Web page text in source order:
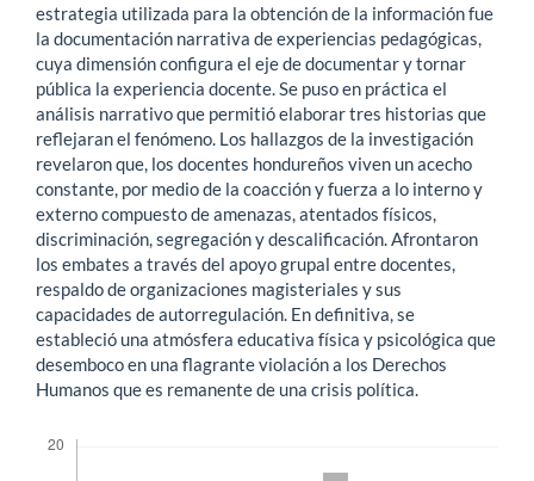
estrategia utilizada para la obtención de la información fue
la documentación narrativa de experiencias pedagógicas,
cuya dimensión configura el eje de documentar y tornar
pública la experiencia docente. Se puso en práctica el
análisis narrativo que permitió elaborar tres historias que
reflejaran el fenómeno. Los hallazgos de la investigación
revelaron que, los docentes hondureños viven un acecho
constante, por medio de la coacción y fuerza a lo interno y
externo compuesto de amenazas, atentados físicos,
discriminación, segregación y descalificación. Afrontaron
los embates a través del apoyo grupal entre docentes,
respaldo de organizaciones magisteriales y sus
capacidades de autorregulación. En definitiva, se
estableció una atmósfera educativa física y psicológica que
desemboco en una flagrante violación a los Derechos
Humanos que es remanente de una crisis política.